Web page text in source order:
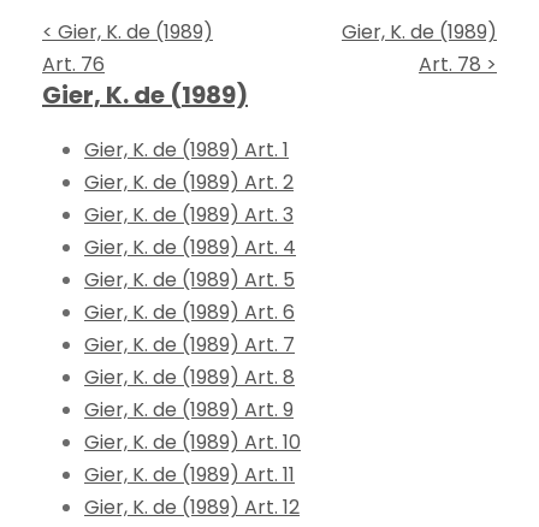
< Gier, K. de (1989)
Art. 76
Gier, K. de (1989)
Art. 78 >
Gier, K. de (1989)
Gier, K. de (1989) Art. 1
Gier, K. de (1989) Art. 2
Gier, K. de (1989) Art. 3
Gier, K. de (1989) Art. 4
Gier, K. de (1989) Art. 5
Gier, K. de (1989) Art. 6
Gier, K. de (1989) Art. 7
Gier, K. de (1989) Art. 8
Gier, K. de (1989) Art. 9
Gier, K. de (1989) Art. 10
Gier, K. de (1989) Art. 11
Gier, K. de (1989) Art. 12